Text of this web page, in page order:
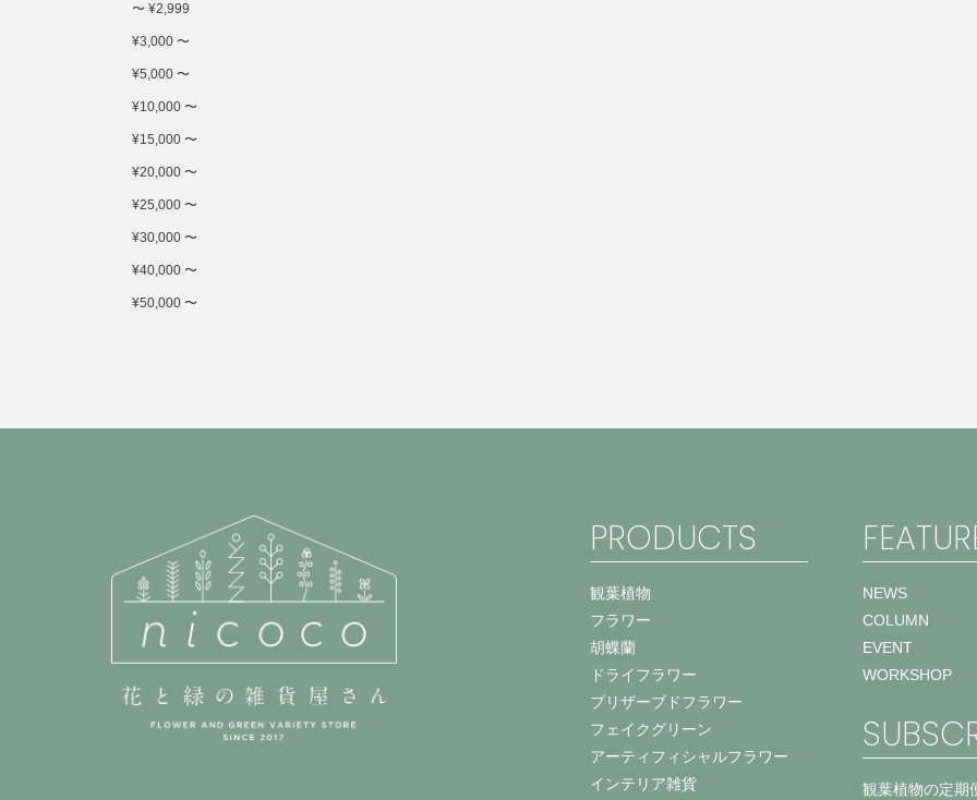
〜 ¥2,999
¥3,000 〜
¥5,000 〜
¥10,000 〜
¥15,000 〜
¥20,000 〜
¥25,000 〜
¥30,000 〜
¥40,000 〜
¥50,000 〜
PRODUCTS
観葉植物
フラワー
胡蝶蘭
ドライフラワー
プリザーブドフラワー
フェイクグリーン
アーティフィシャルフラワー
インテリア雑貨
NEWS
COLUMN
EVENT
WORKSHOP
観葉植物の定期